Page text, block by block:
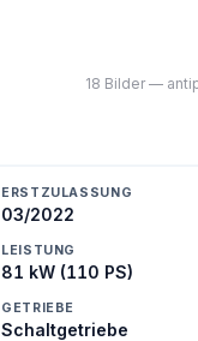
18 Bilder —
ERSTZULASSUNG
03/2022
LEISTUNG
81 kW (110 PS)
GETRIEBE
Schaltgetriebe